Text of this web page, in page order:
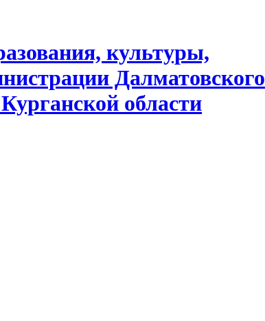
культуры,
Далматовского
области